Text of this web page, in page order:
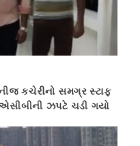
કચેરીનો સમગ્ર સ્ટાફ
ઝપટે ચડી ગયો